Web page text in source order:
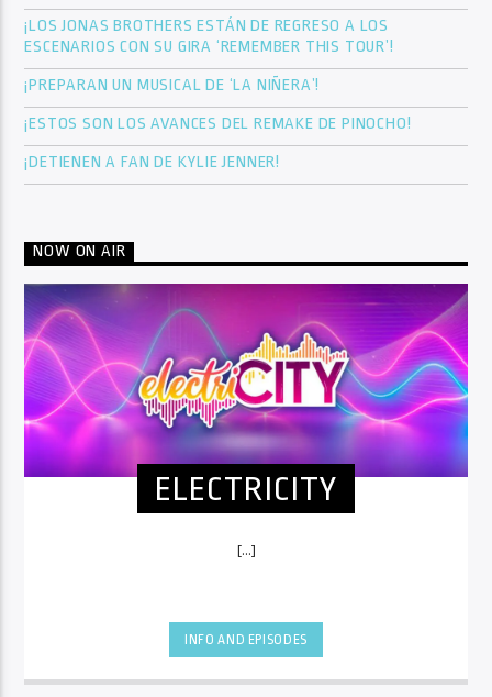
¡LOS JONAS BROTHERS ESTÁN DE REGRESO A LOS
ESCENARIOS CON SU GIRA ‘REMEMBER THIS TOUR’!
¡PREPARAN UN MUSICAL DE ‘LA NIÑERA’!
¡ESTOS SON LOS AVANCES DEL REMAKE DE PINOCHO!
¡DETIENEN A FAN DE KYLIE JENNER!
NOW ON AIR
ELECTRICITY
[...]
INFO AND EPISODES